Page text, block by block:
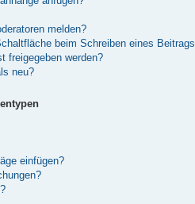
melden?
beim Schreiben eines
freigegeben werden?
neu?
einfügen?